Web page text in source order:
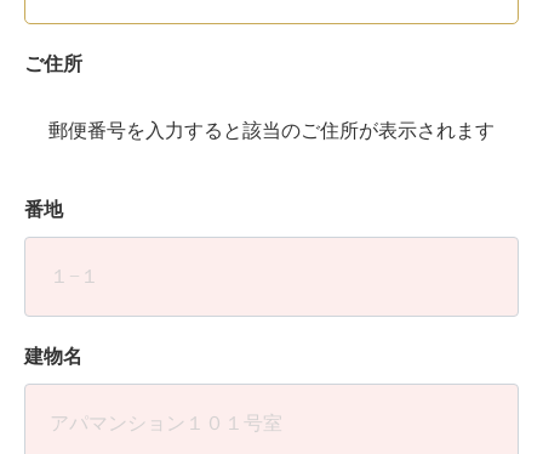
ご住所
郵便番号を入力すると該当のご住所が表示されます
番地
建物名